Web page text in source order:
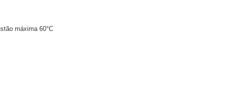
máxima 60°C